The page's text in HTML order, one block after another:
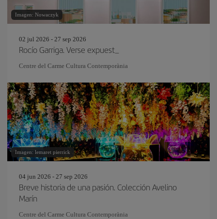
Imagen: Nowaczyk
02 jul 2026 - 27 sep 2026
Rocío Garriga. Verse expuest_
Centre del Carme Cultura Contemporània
Imagen: lemaret pierrick
04 jun 2026 - 27 sep 2026
Breve historia de una pasión. Colección Avelino
Marín
Centre del Carme Cultura Contemporània